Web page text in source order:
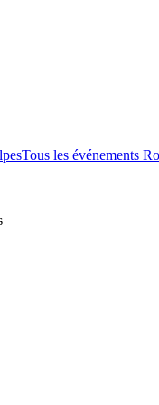
Tous les événements